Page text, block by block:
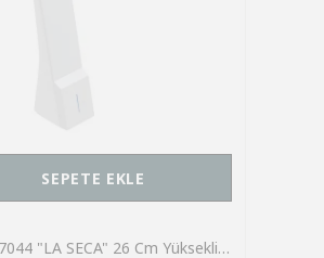
SEPETE EKLE
Eglo 97044 "LA SECA" 26 Cm Yüksekliğinde Dokunmatik Plastik Masa Lambası